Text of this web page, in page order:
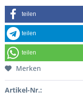
teilen
teilen
teilen
Merken
Artikel-Nr.: